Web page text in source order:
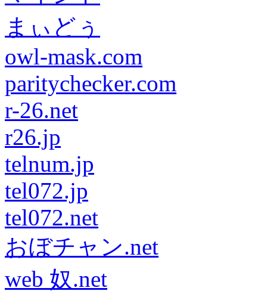
まぃどぅ
owl-mask.com
paritychecker.com
r-26.net
r26.jp
telnum.jp
tel072.jp
tel072.net
おぼチャン.net
web 奴.net